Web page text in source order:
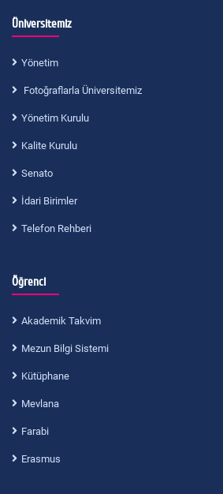
Üniversitemiz
Yönetim
Fotoğraflarla Üniversitemiz
Yönetim Kurulu
Kalite Kurulu
Senato
İdari Birimler
Telefon Rehberi
Öğrenci
Akademik Takvim
Mezun Bilgi Sistemi
Kütüphane
Mevlana
Farabi
Erasmus